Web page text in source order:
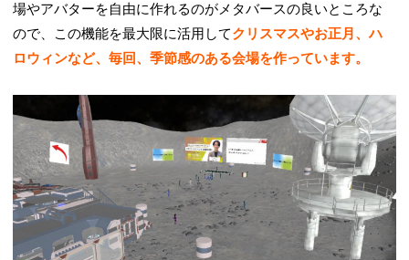
場やアバターを自由に作れるのがメタバースの良いところな
ので、この機能を最大限に活用してクリスマスやお正月、ハ
ロウィンなど、毎回、季節感のある会場を作っています。